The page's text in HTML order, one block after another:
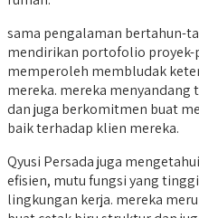
sama pengalaman bertahun-
mendirikan portofolio proyek-
memperoleh membludak
mereka. mereka
dan juga berkomitmen buat
baik terhadap klien mereka.
Qyusi Persada juga
efisien, mutu fungsi yang
lingkungan kerja. mereka